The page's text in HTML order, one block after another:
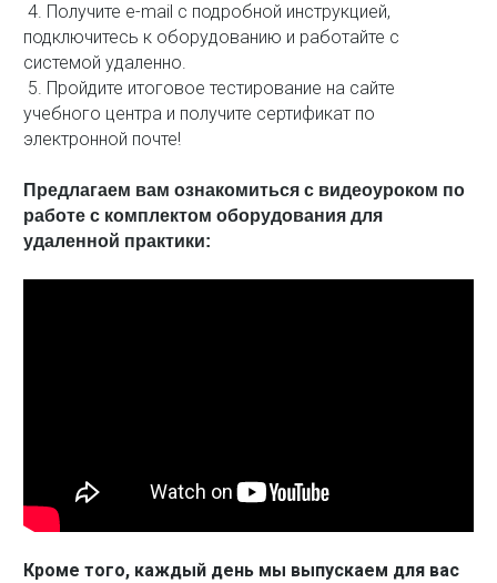
4. Получите e-mail с подробной инструкцией,
подключитесь к оборудованию и работайте с
системой удаленно.
5. Пройдите итоговое тестирование на сайте
учебного центра и получите сертификат по
электронной почте!
Предлагаем вам ознакомиться с видеоуроком по
работе с комплектом оборудования для
удаленной практики:
Кроме того, каждый день мы выпускаем для вас